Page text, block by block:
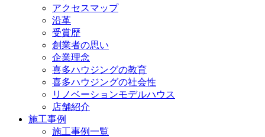
アクセスマップ
沿革
受賞歴
創業者の思い
企業理念
喜多ハウジングの教育
喜多ハウジングの社会性
リノベーションモデルハウス
店舗紹介
施工事例
施工事例一覧